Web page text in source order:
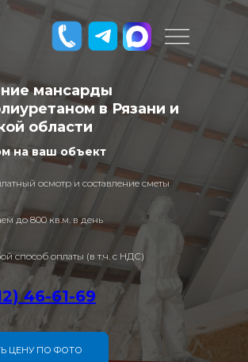
ЦЕНУ ПО ФОТО
до 800 кв.м. в день
способ оплаты (в т.ч. с НДС)
осмотр и составление сметы
мансарды
в Рязани и
области
на ваш объект
46-61-69